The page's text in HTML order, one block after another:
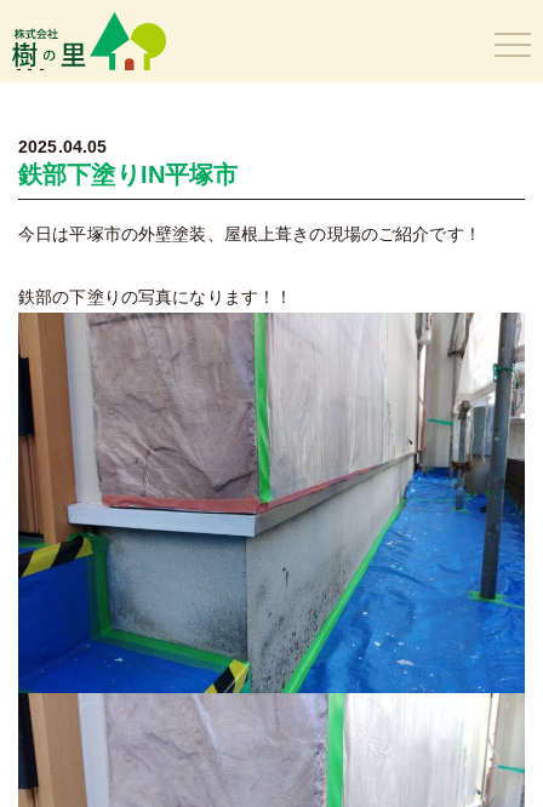
樹の里
2025.04.05
鉄部下塗りIN平塚市
今日は平塚市の外壁塗装、屋根上葺きの現場のご紹介です！
鉄部の下塗りの写真になります！！